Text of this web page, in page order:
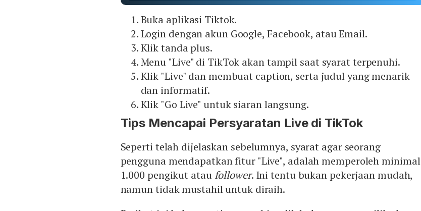
Buka aplikasi Tiktok.
Login dengan akun Google, Facebook, atau Email.
Klik tanda plus.
Menu "Live" di TikTok akan tampil saat syarat terpenuhi.
Klik "Live" dan membuat caption, serta judul yang menarik
dan informatif.
Klik "Go Live" untuk siaran langsung.
Tips Mencapai Persyaratan Live di TikTok
Seperti telah dijelaskan sebelumnya, syarat agar seorang
pengguna mendapatkan fitur "Live", adalah memperoleh minimal
1.000 pengikut atau follower. Ini tentu bukan pekerjaan mudah,
namun tidak mustahil untuk diraih.